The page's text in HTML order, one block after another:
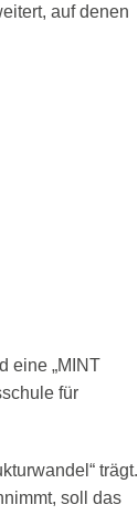
auf denen
eine „MINT
für
trägt.
soll das